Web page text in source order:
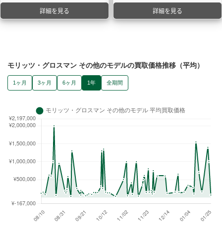
詳細を見る 詳細を見る
モリッツ・グロスマン その他のモデルの買取価格推移（平均）
1ヶ月 3ヶ月 6ヶ月 1年 全期間